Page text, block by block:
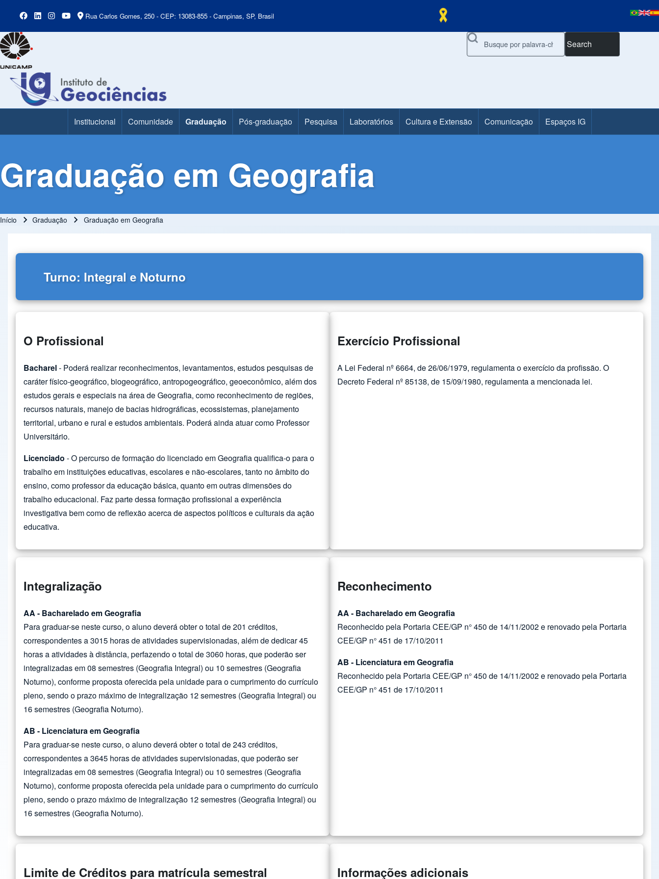
Rua Carlos Gomes, 250 - CEP: 13083-855 - Campinas, SP, Brasil
Search
Main MenuInstitucional Comunidade Graduação Pós-graduação Pesquisa Laboratórios Cultura e Extensão Comunicação Espaços IG
Graduação em Geografia
Início Graduação Graduação em Geografia
Turno: Integral e Noturno
O Profissional
Bacharel- Poderá realizar reconhecimentos, levantamentos, estudos pesquisas de
caráter físico-geográfico, biogeográfico, antropogeográfico, geoeconômico, além dos
estudos gerais e especiais na área de Geografia, como reconhecimento de regiões,
recursos naturais, manejo de bacias hidrográficas, ecossistemas, planejamento
territorial, urbano e rural e estudos ambientais. Poderá ainda atuar como Professor
Universitário.
Licenciado - O percurso de formação do licenciado em Geografia qualifica-o para o
trabalho em instituições educativas, escolares e não-escolares, tanto no âmbito do
ensino, como professor da educação básica, quanto em outras dimensões do
trabalho educacional. Faz parte dessa formação profissional a experiência
investigativa bem como de reflexão acerca de aspectos políticos e culturais da ação
educativa.
Exercício Profissional
A Lei Federal nº 6664, de 26/06/1979, regulamenta o exercício da profissão. O
Decreto Federal nº 85138, de 15/09/1980, regulamenta a mencionada lei.
Integralização
AA - Bacharelado em Geografia
Para graduar-se neste curso, o aluno deverá obter o total de 201 créditos,
correspondentes a 3015 horas de atividades supervisionadas, além de dedicar 45
horas a atividades à distância, perfazendo o total de 3060 horas, que poderão ser
integralizadas em 08 semestres (Geografia Integral) ou 10 semestres (Geografia
Noturno), conforme proposta oferecida pela unidade para o cumprimento do currículo
pleno, sendo o prazo máximo de integralização 12 semestres (Geografia Integral) ou
16 semestres (Geografia Noturno).
AB - Licenciatura em Geografia
Para graduar-se neste curso, o aluno deverá obter o total de 243 créditos,
correspondentes a 3645 horas de atividades supervisionadas, que poderão ser
integralizadas em 08 semestres (Geografia Integral) ou 10 semestres (Geografia
Noturno), conforme proposta oferecida pela unidade para o cumprimento do currículo
pleno, sendo o prazo máximo de integralização 12 semestres (Geografia Integral) ou
16 semestres (Geografia Noturno).
Reconhecimento
AA - Bacharelado em Geografia
Reconhecido pela Portaria CEE/GP n° 450 de 14/11/2002 e renovado pela Portaria
CEE/GP n° 451 de 17/10/2011
AB - Licenciatura em Geografia
Reconhecido pela Portaria CEE/GP n° 450 de 14/11/2002 e renovado pela Portaria
CEE/GP n° 451 de 17/10/2011
Limite de Créditos para matrícula semestral Informações adicionais